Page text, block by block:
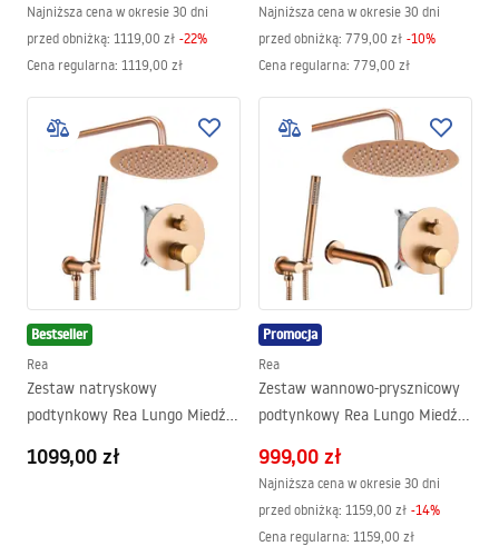
Najniższa cena w okresie 30 dni
przed obniżką: 1119,00 zł -22%
Cena regularna: 1119,00 zł
Najniższa cena w okresie 30 dni
przed obniżką: 779,00 zł -10%
Cena regularna: 779,00 zł
Bestseller
Rea
Zestaw natryskowy
podtynkowy Rea Lungo Miedź
1099,00 zł
Promocja
Rea
Zestaw wannowo-prysznicowy
podtynkowy Rea Lungo Miedź
999,00 zł
Najniższa cena w okresie 30 dni
przed obniżką: 1159,00 zł -14%
Cena regularna: 1159,00 zł